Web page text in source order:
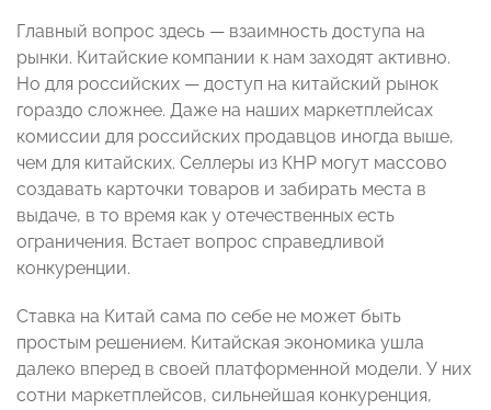
Главный вопрос здесь — взаимность доступа на
рынки. Китайские компании к нам заходят активно.
Но для российских — доступ на китайский рынок
гораздо сложнее. Даже на наших маркетплейсах
комиссии для российских продавцов иногда выше,
чем для китайских. Селлеры из КНР могут массово
создавать карточки товаров и забирать места в
выдаче, в то время как у отечественных есть
ограничения. Встает вопрос справедливой
конкуренции.
Ставка на Китай сама по себе не может быть
простым решением. Китайская экономика ушла
далеко вперед в своей платформенной модели. У них
сотни маркетплейсов, сильнейшая конкуренция,